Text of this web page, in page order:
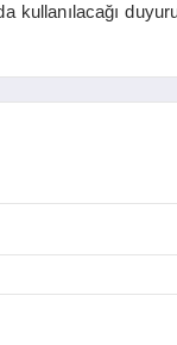
kullanılacağı